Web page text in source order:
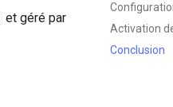
Activation
Conclusion
et géré par